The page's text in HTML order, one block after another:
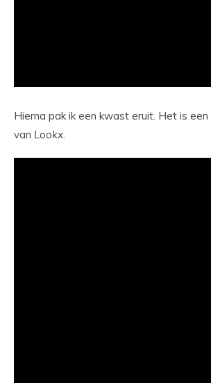
Hierna pak ik een kwast eruit. Het is een
van Lookx.